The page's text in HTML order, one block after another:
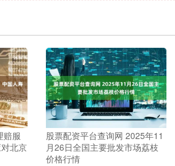
赔服
北京
股票配资平台查询网 2025年11
月26日全国主要批发市场荔枝
价格行情